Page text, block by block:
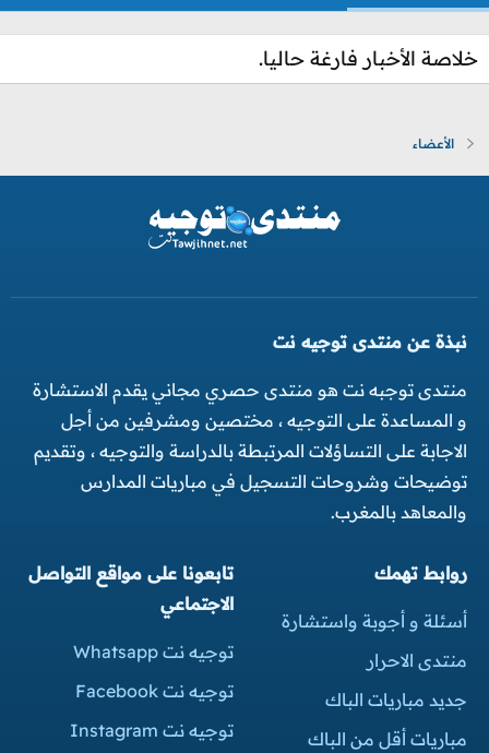
خلاصة الأخبار فارغة حاليا.
الأعضاء
نبذة عن منتدى توجيه نت
منتدى توجبه نت هو منتدى حصري مجاني يقدم الاستشارة
و المساعدة على التوجيه ، مختصين ومشرفين من أجل
الاجابة على التساؤلات المرتبطة بالدراسة والتوجيه ، وتقديم
توضيحات وشروحات التسجيل في مباريات المدارس
والمعاهد بالمغرب.
روابط تهمك
أسئلة و أجوبة واستشارة
منتدى الاحرار
جديد مباريات الباك
مباريات أقل من الباك
تابعونا على مواقع التواصل
الاجتماعي
توجيه نت Whatsapp
توجيه نت Facebook
توجيه نت Instagram